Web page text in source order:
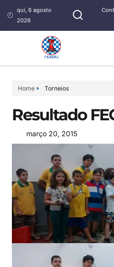
qui, 6 agosto
2026
Home Torneios
Resultado
março 20, 2015